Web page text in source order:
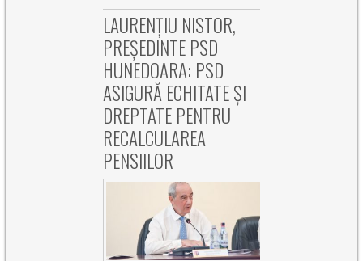
LAURENȚIU NISTOR,
PREȘEDINTE PSD
HUNEDOARA: PSD
ASIGURĂ ECHITATE ȘI
DREPTATE PENTRU
RECALCULAREA
PENSIILOR